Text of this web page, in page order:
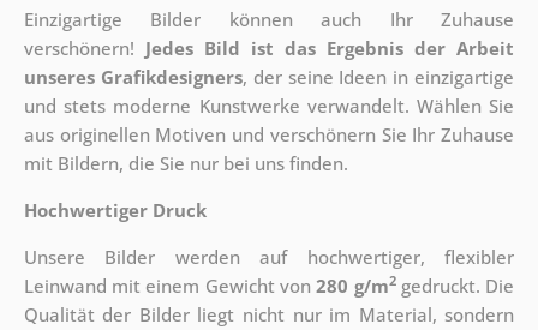
Einzigartige Bilder können auch Ihr Zuhause
verschönern! Jedes Bild ist das Ergebnis der Arbeit
unseres Grafikdesigners, der seine Ideen in einzigartige
und stets moderne Kunstwerke verwandelt. Wählen Sie
aus originellen Motiven und verschönern Sie Ihr Zuhause
mit Bildern, die Sie nur bei uns finden.
Hochwertiger Druck
Unsere Bilder werden auf hochwertiger, flexibler
Leinwand mit einem Gewicht von280 g/m2gedruckt. Die
Qualität der Bilder liegt nicht nur im Material, sondern